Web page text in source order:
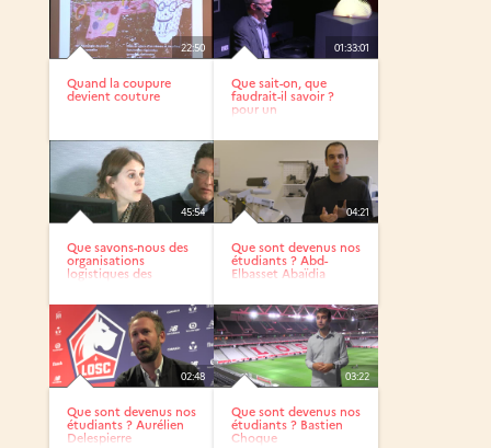
22:50
Quand la coupure
devient couture
01:33:01
Que sait-on, que
faudrait-il savoir ?
pour un
45:54
Que savons-nous des
organisations
logistiques des
04:21
Que sont devenus nos
étudiants ? Abd-
Elbasset Abaïdia
02:48
Que sont devenus nos
étudiants ? Aurélien
Delespierre
03:22
Que sont devenus nos
étudiants ? Bastien
Choque